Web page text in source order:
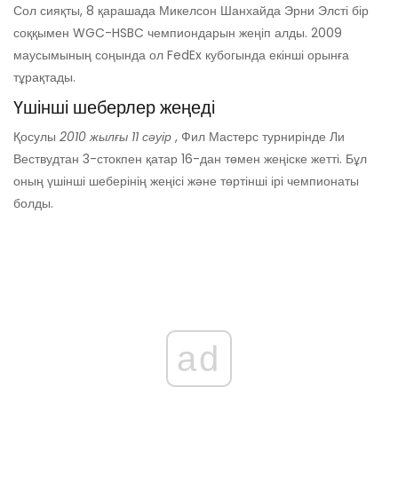
Сол сияқты, 8 қарашада Микелсон Шанхайда Эрни Элсті бір
соққымен WGC-HSBC чемпиондарын жеңіп алды. 2009
маусымының соңында ол FedEx кубогында екінші орынға
тұрақтады.
Үшінші шеберлер жеңеді
Қосулы 2010 жылғы 11 сәуір , Фил Мастерс турнирінде Ли
Вествудтан 3-стокпен қатар 16-дан төмен жеңіске жетті. Бұл
оның үшінші шеберінің жеңісі және төртінші ірі чемпионаты
болды.
ad